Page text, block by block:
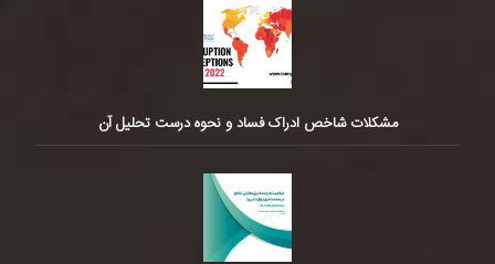
مشکلات شاخص ادراک فساد و نحوه درست تحلیل آن